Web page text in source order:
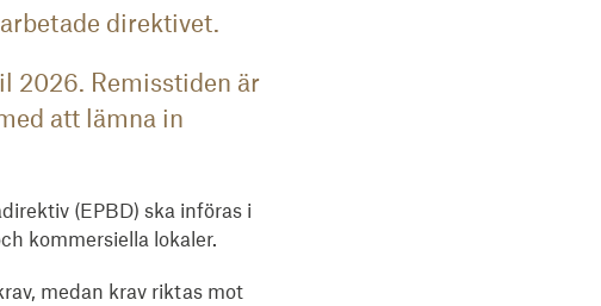
direktivet.
2026. Remisstiden är
att lämna in
(EPBD) ska införas i
kommersiella lokaler.
medan krav riktas mot